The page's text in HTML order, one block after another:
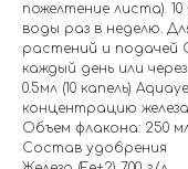
пожелтение листа).
воды раз в неделю.
растений и подачей
каждый день или
0.5мл (10 капель)
концентрацию
Объем флакона: 250
Состав удобрения